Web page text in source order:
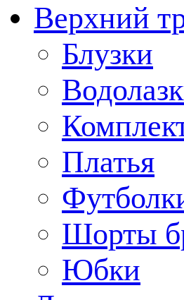
Верхний
Блузки
Платья
Шорты
Юбки